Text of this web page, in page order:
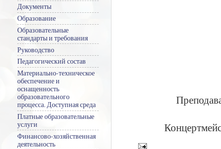
Документы
Образование
Образовательные
стандарты и требования
Руководство
Педагогический состав
Материально-техническое
обеспечение и
оснащенность
образовательного
процесса. Доступная среда
Платные образовательные
услуги
Финансово-хозяйственная
деятельность